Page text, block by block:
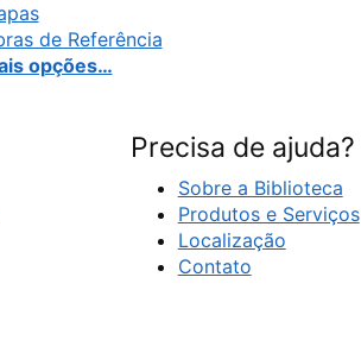
de Referência
opções…
Precisa de ajuda?
Sobre a Biblioteca
Produtos e Serviços
Localização
Contato